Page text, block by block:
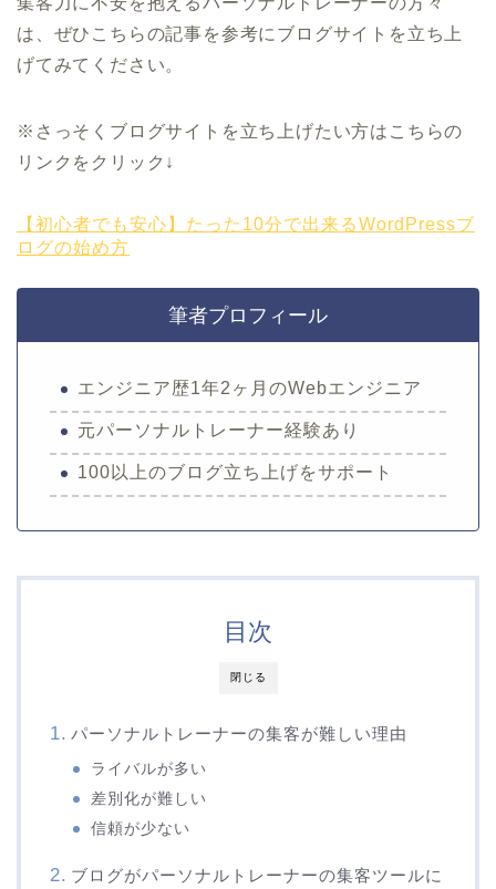
は、ぜひこちらの記事を参考にブログサイトを立ち上
げてみてください。
※さっそくブログサイトを立ち上げたい方はこちらの
リンクをクリック↓
【初心者でも安心】たった10分で出来るWordPressブ
ログの始め方
筆者プロフィール
エンジニア歴1年2ヶ月のWebエンジニア
元パーソナルトレーナー経験あり
100以上のブログ立ち上げをサポート
閉じる
目次
パーソナルトレーナーの集客が難しい理由
ライバルが多い
差別化が難しい
信頼が少ない
ブログがパーソナルトレーナーの集客ツールに